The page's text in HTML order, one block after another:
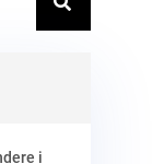
i